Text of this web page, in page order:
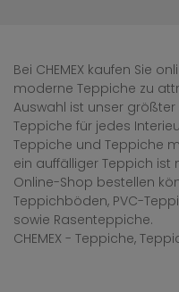
Bei CHEMEX kaufen Sie
moderne Teppiche zu
Auswahl ist unser
Teppiche für jedes
Teppiche und Teppiche
ein auffälliger Teppich ist
Online-Shop bestellen
Teppichböden, PVC-
sowie Rasenteppiche.
CHEMEX - Teppiche,